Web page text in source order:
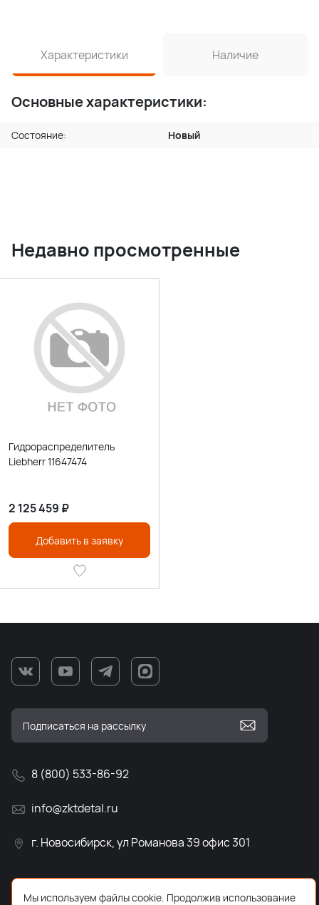
Характеристики Наличие
Основные характеристики:
Состояние: Новый
Недавно просмотренные
Гидрораспределитель
Liebherr 11647474
2 125 459 ₽
Добавить в заявку
8 (800) 533-86-92
info@zktdetal.ru
г. Новосибирск, ул Романова 39 офис 301
Мы используем файлы cookie. Продолжив использование